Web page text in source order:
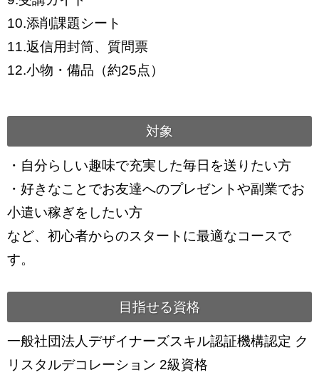
10.添削課題シート
11.返信用封筒、質問票
12.小物・備品（約25点）
対象
・自分らしい趣味で充実した毎日を送りたい方
・好きなことでお友達へのプレゼントや副業でお
小遣い稼ぎをしたい方
など、初心者からのスタートに最適なコースで
す。
目指せる資格
一般社団法人デザイナーズスキル認証機構認定 ク
リスタルデコレーション 2級資格